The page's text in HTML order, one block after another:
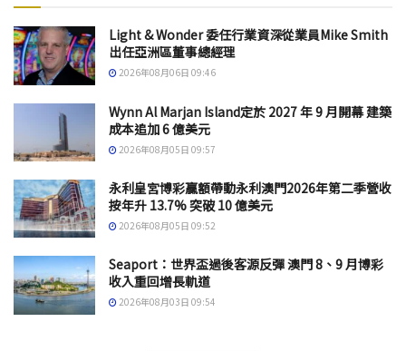
Light & Wonder 委任行業資深從業員Mike Smith
出任亞洲區董事總經理
2026年08月06日 09:46
Wynn Al Marjan Island定於 2027 年 9 月開幕 建築
成本追加 6 億美元
2026年08月05日 09:57
永利皇宮博彩贏額帶動永利澳門2026年第二季營收
按年升 13.7% 突破 10 億美元
2026年08月05日 09:52
Seaport：世界盃過後客源反彈 澳門 8、9 月博彩
收入重回增長軌道
2026年08月03日 09:54